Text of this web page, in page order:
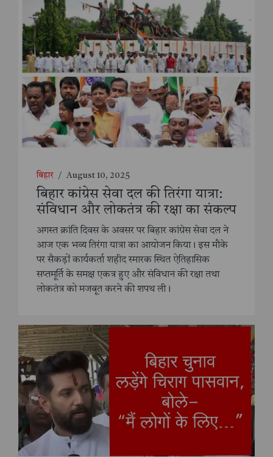
बिहार / August 10, 2025
बिहार कांग्रेस सेवा दल की तिरंगा यात्रा:
संविधान और लोकतंत्र की रक्षा का संकल्प
अगस्त क्रांति दिवस के अवसर पर बिहार कांग्रेस सेवा दल ने
आज एक भव्य तिरंगा यात्रा का आयोजन किया। इस मौके
पर सैकड़ों कार्यकर्ता शहीद स्मारक स्थित ऐतिहासिक
सप्तमूर्ति के समक्ष एकत्र हुए और संविधान की रक्षा तथा
लोकतंत्र को मजबूत करने की शपथ ली।